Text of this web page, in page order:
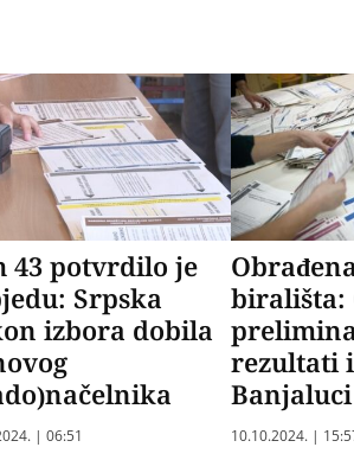
43 potvrdilo je
Srpska
izbora dobila
| 06:51
birališta:
rezultati
Banjaluci
10.10.2024. |